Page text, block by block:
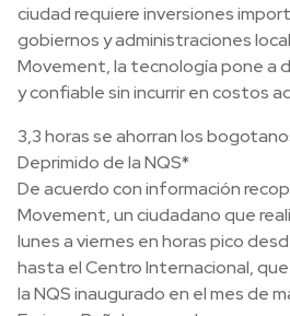
ciudad requiere inversiones
gobiernos y administraciones
Movement, la tecnología pone a
y confiable sin incurrir en costos
3,3 horas se ahorran los
Deprimido de la NQS*
De acuerdo con información
Movement, un ciudadano que
lunes a viernes en horas pico
hasta el Centro Internacional,
la NQS inaugurado en el mes de